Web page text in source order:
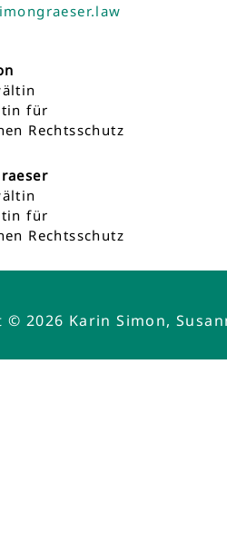
für
Rechtsschutz
für
Rechtsschutz
© 2026 Karin Simon,